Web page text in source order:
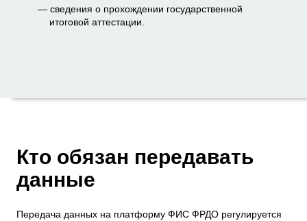
сведения о прохождении государственной
итоговой аттестации.
Кто обязан передавать
данные
Передача данных на платформу ФИС ФРДО регулируется